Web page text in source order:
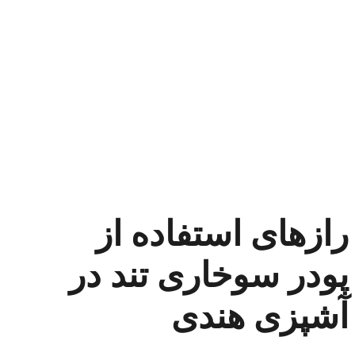
رازهای استفاده از
پودر سوخاری تند در
آشپزی هندی